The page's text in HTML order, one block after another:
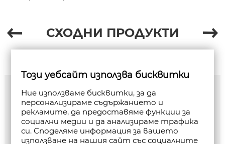
СХОДНИ ПРОДУКТИ
Този уебсайт използва бисквитки
Ние използваме бисквитки, за да
персонализираме съдържанието и
рекламите, да предоставяме функции за
социални медии и да анализираме трафика
си. Споделяме информация за вашето
използване на нашия сайт със социалните